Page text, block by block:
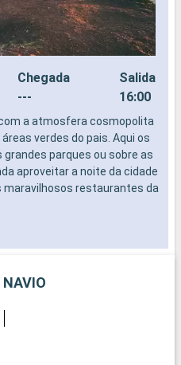
Chegada
---
Salida
16:00
a atmosfera cosmopolita
verdes do pais. Aqui os
parques ou sobre as
aproveitar a noite da cidade
restaurantes da
NAVIO